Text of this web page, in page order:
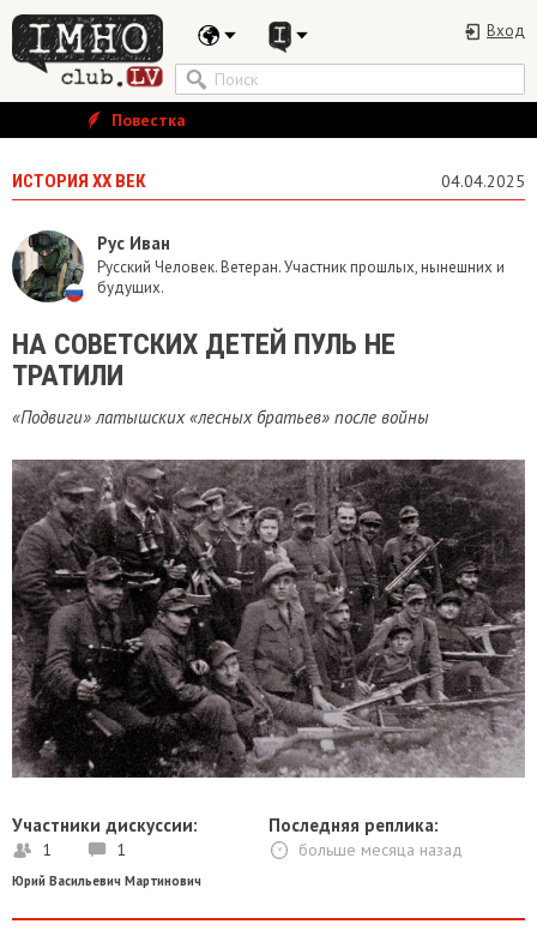
Вход
Повестка
ИСТОРИЯ ХХ ВЕК 04.04.2025
Рус Иван
Русский Человек. Ветеран. Участник прошлых, нынешних и
будущих.
НА СОВЕТСКИХ ДЕТЕЙ ПУЛЬ НЕ
ТРАТИЛИ
«Подвиги» латышских «лесных братьев» после войны
Участники дискуссии:
1 1
Последняя реплика:
больше месяца назад
Юрий Васильевич Мартинович